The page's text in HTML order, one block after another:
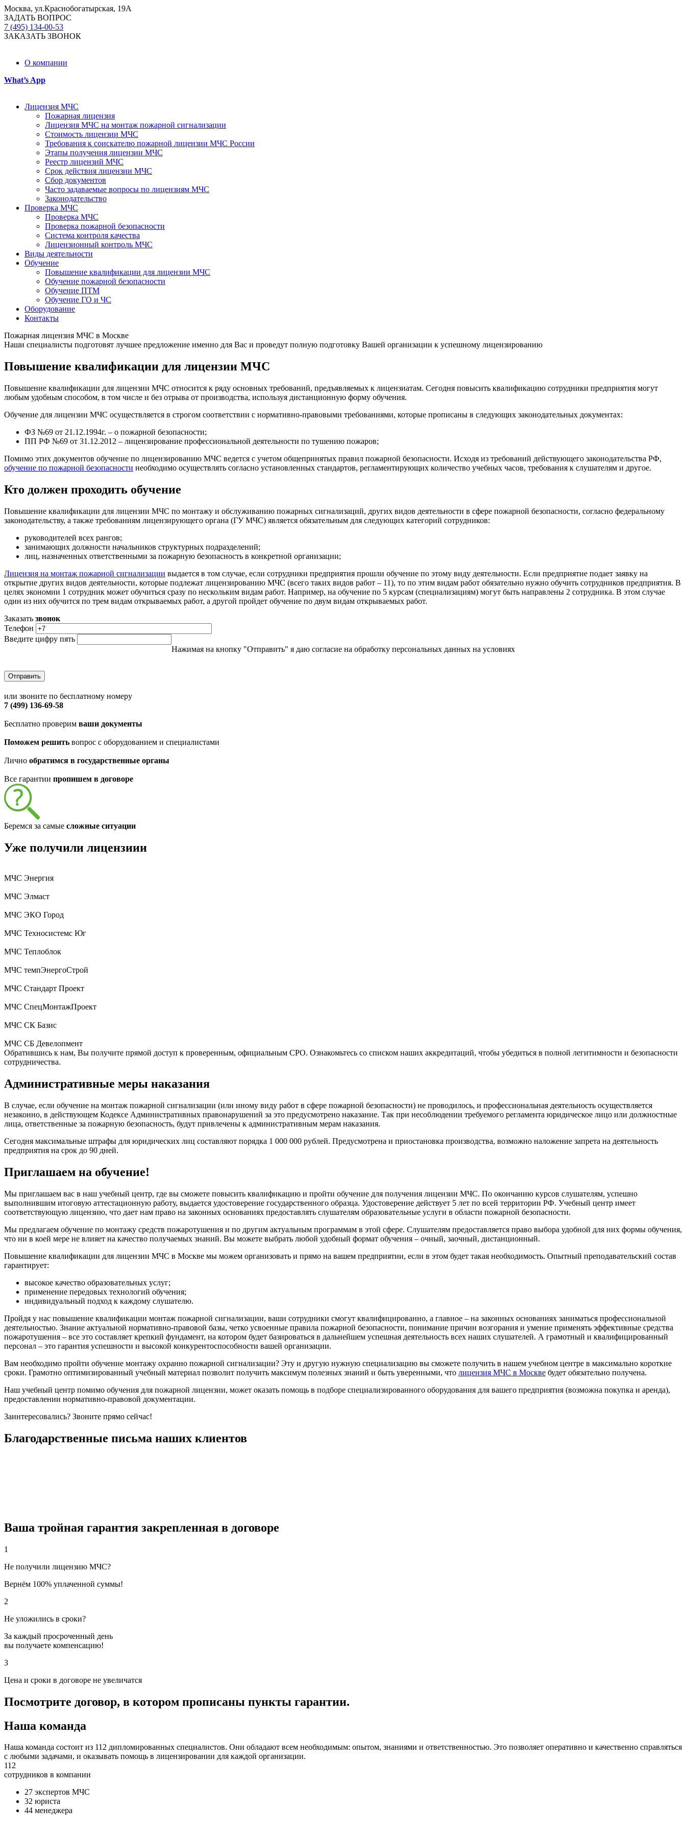
Москва, ул.Краснобогатырская, 19А
ЗАДАТЬ ВОПРОС
7 (495) 134-00-53
ЗАКАЗАТЬ ЗВОНОК
О компании
What’s App
Лицензия МЧС
Пожарная лицензия
Лицензия МЧС на монтаж пожарной сигнализации
Стоимость лицензии МЧС
Требования к соискателю пожарной лицензии МЧС России
Этапы получения лицензии МЧС
Реестр лицензий МЧС
Срок действия лицензии МЧС
Сбор документов
Часто задаваемые вопросы по лицензиям МЧС
Законодательство
Проверка МЧС
Проверка МЧС
Проверка пожарной безопасности
Система контроля качества
Лицензионный контроль МЧС
Виды деятельности
Обучение
Повышение квалификации для лицензии МЧС
Обучение пожарной безопасности
Обучение ПТМ
Обучение ГО и ЧС
Оборудование
Контакты
Пожарная лицензия МЧС в Москве
Наши специалисты подготовят лучшее предложение именно для Вас и проведут полную подготовку Вашей организации к успешному лицензированию
Повышение квалификации для лицензии МЧС
Повышение квалификации для лицензии МЧС относится к ряду основных требований, предъявляемых к лицензиатам. Сегодня повысить квалификацию сотрудники предприятия могут
любым удобным способом, в том числе и без отрыва от производства, используя дистанционную форму обучения.
Обучение для лицензии МЧС осуществляется в строгом соответствии с нормативно-правовыми требованиями, которые прописаны в следующих законодательных документах:
ФЗ №69 от 21.12.1994г. – о пожарной безопасности;
ПП РФ №69 от 31.12.2012 – лицензирование профессиональной деятельности по тушению пожаров;
Помимо этих документов обучение по лицензированию МЧС ведется с учетом общепринятых правил пожарной безопасности. Исходя из требований действующего законодательства РФ,
обучение по пожарной безопасности необходимо осуществлять согласно установленных стандартов, регламентирующих количество учебных часов, требования к слушателям и другое.
Кто должен проходить обучение
Повышение квалификации для лицензии МЧС по монтажу и обслуживанию пожарных сигнализаций, других видов деятельности в сфере пожарной безопасности, согласно федеральному
законодательству, а также требованиям лицензирующего органа (ГУ МЧС) является обязательным для следующих категорий сотрудников:
руководителей всех рангов;
занимающих должности начальников структурных подразделений;
лиц, назначенных ответственными за пожарную безопасность в конкретной организации;
Лицензия на монтаж пожарной сигнализации выдается в том случае, если сотрудники предприятия прошли обучение по этому виду деятельности. Если предприятие подает заявку на
открытие других видов деятельности, которые подлежат лицензированию МЧС (всего таких видов работ – 11), то по этим видам работ обязательно нужно обучить сотрудников предприятия. В
целях экономии 1 сотрудник может обучиться сразу по нескольким видам работ. Например, на обучение по 5 курсам (специализациям) могут быть направлены 2 сотрудника. В этом случае
один из них обучится по трем видам открываемых работ, а другой пройдет обучение по двум видам открываемых работ.
Заказать звонок
Телефон
Введите цифру пять
Нажимая на кнопку "Отправить" я даю согласие на обработку персональных данных на условиях
или звоните по бесплатному номеру
7 (499) 136-69-58
Бесплатно проверим ваши документы
Поможем решить вопрос с оборудованием и специалистами
Лично обратимся в государственные органы
Все гарантии пропишем в договоре
Беремся за самые сложные ситуации
Уже получили лицензиии
МЧС Энергия
МЧС Элмаст
МЧС ЭКО Город
МЧС Техносистемс Юг
МЧС Теплоблок
МЧС темпЭнергоСтрой
МЧС Стандарт Проект
МЧС СпецМонтажПроект
МЧС СК Базис
МЧС СБ Девелопмент
Обратившись к нам, Вы получите прямой доступ к проверенным, официальным СРО. Ознакомьтесь со списком наших аккредитаций, чтобы убедиться в полной легитимности и безопасности
сотрудничества.
Административные меры наказания
В случае, если обучение на монтаж пожарной сигнализации (или иному виду работ в сфере пожарной безопасности) не проводилось, и профессиональная деятельность осуществляется
незаконно, в действующем Кодексе Административных правонарушений за это предусмотрено наказание. Так при несоблюдении требуемого регламента юридическое лицо или должностные
лица, ответственные за пожарную безопасность, будут привлечены к административным мерам наказания.
Сегодня максимальные штрафы для юридических лиц составляют порядка 1 000 000 рублей. Предусмотрена и приостановка производства, возможно наложение запрета на деятельность
предприятия на срок до 90 дней.
Приглашаем на обучение!
Мы приглашаем вас в наш учебный центр, где вы сможете повысить квалификацию и пройти обучение для получения лицензии МЧС. По окончанию курсов слушателям, успешно
выполнившим итоговую аттестационную работу, выдается удостоверение государственного образца. Удостоверение действует 5 лет по всей территории РФ. Учебный центр имеет
соответствующую лицензию, что дает нам право на законных основаниях предоставлять слушателям образовательные услуги в области пожарной безопасности.
Мы предлагаем обучение по монтажу средств пожаротушения и по другим актуальным программам в этой сфере. Слушателям предоставляется право выбора удобной для них формы обучения,
что ни в коей мере не влияет на качество получаемых знаний. Вы можете выбрать любой удобный формат обучения – очный, заочный, дистанционный.
Повышение квалификации для лицензии МЧС в Москве мы можем организовать и прямо на вашем предприятии, если в этом будет такая необходимость. Опытный преподавательский состав
гарантирует:
высокое качество образовательных услуг;
применение передовых технологий обучения;
индивидуальный подход к каждому слушателю.
Пройдя у нас повышение квалификации монтаж пожарной сигнализации, ваши сотрудники смогут квалифицированно, а главное – на законных основаниях заниматься профессиональной
деятельностью. Знание актуальной нормативно-правовой базы, четко усвоенные правила пожарной безопасности, понимание причин возгорания и умение применять эффективные средства
пожаротушения – все это составляет крепкий фундамент, на котором будет базироваться в дальнейшем успешная деятельность всех наших слушателей. А грамотный и квалифицированный
персонал – это гарантия успешности и высокой конкурентоспособности вашей организации.
Вам необходимо пройти обучение монтажу охранно пожарной сигнализации? Эту и другую нужную специализацию вы сможете получить в нашем учебном центре в максимально короткие
сроки. Грамотно оптимизированный учебный материал позволит получить максимум полезных знаний и быть уверенными, что лицензия МЧС в Москве будет обязательно получена.
Наш учебный центр помимо обучения для пожарной лицензии, может оказать помощь в подборе специализированного оборудования для вашего предприятия (возможна покупка и аренда),
предоставлении нормативно-правовой документации.
Заинтересовались? Звоните прямо сейчас!
Благодарственные письма наших клиентов
Ваша тройная гарантия закрепленная в договоре
1
Не получили лицензию МЧС?
Вернём 100% уплаченной суммы!
2
Не уложились в сроки?
За каждый просроченный день
вы получаете компенсацию!
3
Цена и сроки в договоре не увеличатся
Посмотрите договор, в котором прописаны пункты гарантии.
Наша команда
Наша команда состоит из 112 дипломированных специалистов. Они обладают всем необходимым: опытом, знаниями и ответственностью. Это позволяет оперативно и качественно справляться
с любыми задачами, и оказывать помощь в лицензировании для каждой организации.
112
сотрудников в компании
27 экспертов МЧС
32 юриста
44 менеджера